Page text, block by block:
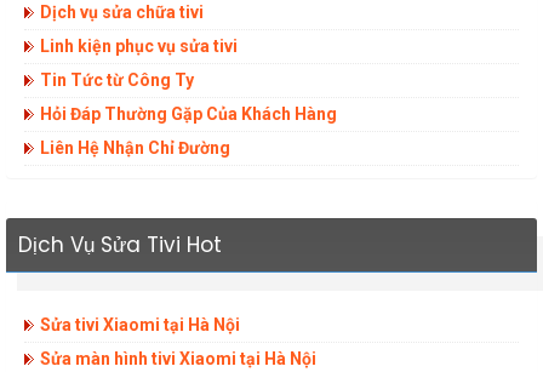
Dịch vụ sửa chữa tivi
Linh kiện phục vụ sửa tivi
Tin Tức từ Công Ty
Hỏi Đáp Thường Gặp Của Khách Hàng
Liên Hệ Nhận Chỉ Đường
Dịch Vụ Sửa Tivi Hot
Sửa tivi Xiaomi tại Hà Nội
Sửa màn hình tivi Xiaomi tại Hà Nội